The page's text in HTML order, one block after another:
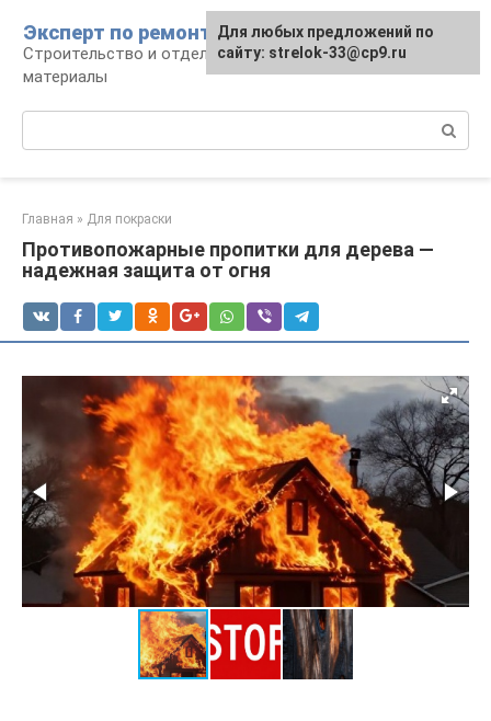
контенту
Эксперт по ремонту
Строительство и отделка: работы и
материалы
Главная » Для покраски
Противопожарные пропитки для дерева —
надежная защита от огня
Для любых предложений по
сайту: strelok-33@cp9.ru
Для любых предложений по
сайту: strelok-33@cp9.ru